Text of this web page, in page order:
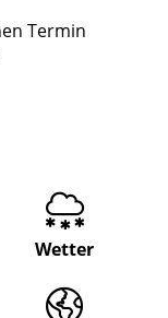
Termin
Wetter